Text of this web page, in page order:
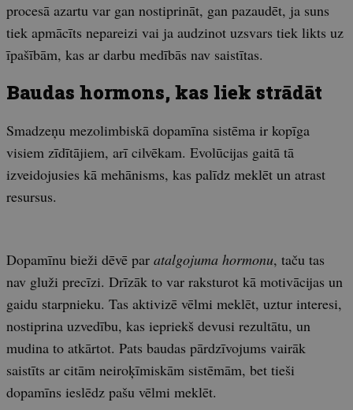
procesā azartu var gan nostiprināt, gan pazaudēt, ja suns
tiek apmācīts nepareizi vai ja audzinot uzsvars tiek likts uz
īpašībām, kas ar darbu medībās nav saistītas.
Baudas hormons, kas liek strādāt
Smadzeņu mezolimbiskā dopamīna sistēma ir kopīga
visiem zīdītājiem, arī cilvēkam. Evolūcijas gaitā tā
izveidojusies kā mehānisms, kas palīdz meklēt un atrast
resursus.
Dopamīnu bieži dēvē par atalgojuma hormonu, taču tas
nav gluži precīzi. Drīzāk to var raksturot kā motivācijas un
gaidu starpnieku. Tas aktivizē vēlmi meklēt, uztur interesi,
nostiprina uzvedību, kas iepriekš devusi rezultātu, un
mudina to atkārtot. Pats baudas pārdzīvojums vairāk
saistīts ar citām neiroķīmiskām sistēmām, bet tieši
dopamīns ieslēdz pašu vēlmi meklēt.